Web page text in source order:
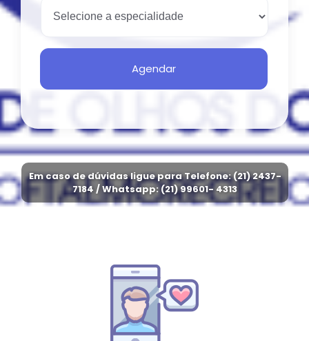
Agendar
Em caso de dúvidas ligue para Telefone: (21) 2437-
7184 / Whatsapp: (21) 99601- 4313